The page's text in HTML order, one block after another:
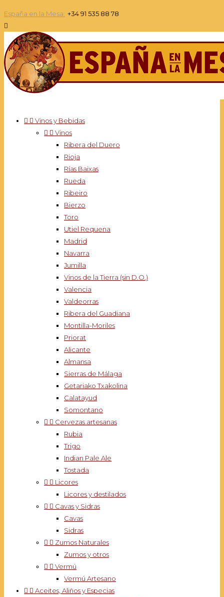
España en la Mesa: +34 91 535 88 78

  Vinos y Bebidas
  Vinos
Ribera del Duero
Rioja
Rías Baixas
Rueda
Ribeiro
Bierzo
Toro
Utiel Requena
Madrid
Navarra
Jumilla
Vinos de la Tierra (sin D.O.)
Valencia
Valdeorras
Ribera del Guadiana
Montilla-Moriles
Priorat
Alicante
Almansa
Sierras de Málaga
Getariako Txakolina
Calatayud
Somontano
  Cervezas artesanas
Rubia
Trigo
Indian Pale Ale
Tostada
  Licores
Licores y destilados
  Cavas y Sidras
Cavas
Sidras
  Zumos Naturales
Zumos y otros
  Vermú
Vermú Artesano
  Aceites, Aliños y Especias